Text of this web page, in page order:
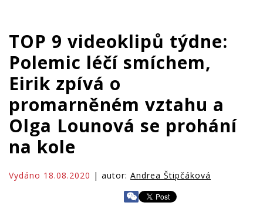
TOP 9 videoklipů týdne:
Polemic léčí smíchem,
Eirik zpívá o
promarněném vztahu a
Olga Lounová se prohání
na kole
Vydáno 18.08.2020 | autor: Andrea Štipčáková